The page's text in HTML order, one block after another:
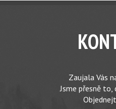
Zaujala Vás
Jsme přesně